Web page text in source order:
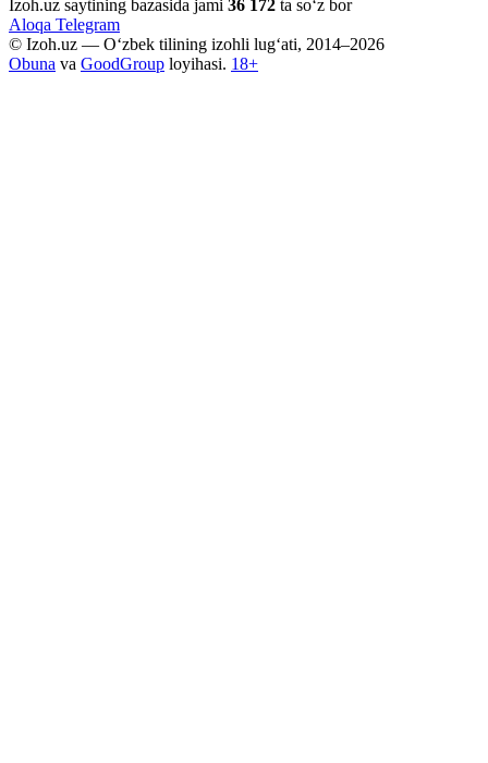
Izoh.uz saytining bazasida jami 36 172 ta so‘z bor
Aloqa Telegram
© Izoh.uz — O‘zbek tilining izohli lug‘ati, 2014–2026
Obuna va GoodGroup loyihasi. 18+